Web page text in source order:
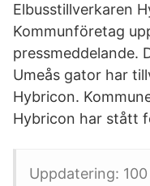
Elbusstillverkaren
Kommunföretag
pressmeddelande.
Umeås gator har
Hybricon.
Hybricon har stått
Uppdatering: